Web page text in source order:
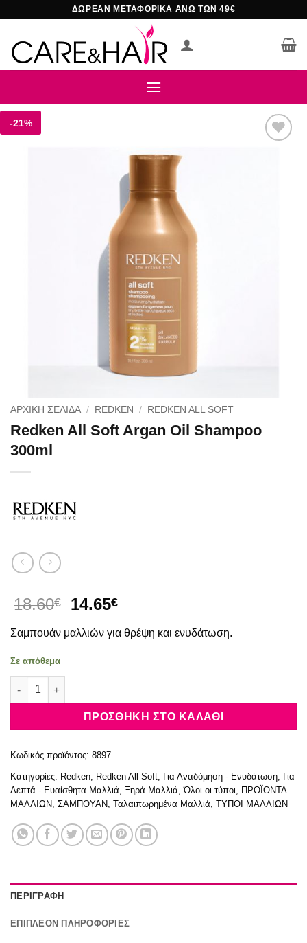
περιεχόμενο
ΔΩΡΕΑΝ ΜΕΤΑΦΟΡΙΚΑ ΑΝΩ ΤΩΝ 49€
-21%
ΑΡΧΙΚΉ ΣΕΛΊΔΑ / REDKEN / REDKEN ALL SOFT
Redken All Soft Argan Oil Shampoo
300ml
18.60€
Original
was:
14.65€Η
τιμή
Σαμπουάν μαλλιών για θρέψη και ενυδάτωση.
Σε απόθεμα
Redken All Soft Argan Oil Shampoo 300ml ποσότητα
ΠΡΟΣΘΉΚΗ ΣΤΟ ΚΑΛΆΘΙ
Κωδικός προϊόντος: 8897
Κατηγορίες: Redken Redken All Soft Για Αναδόμηση - Ενυδάτωση
Για
Λεπτά - Ευαίσθητα Μαλλιά Ξηρά Μαλλιά ,Όλοι οι τύποι
ΠΡΟΪΟΝΤΑ
ΜΑΛΛΙΩΝ ΣΑΜΠΟΥΑΝ Ταλαιπωρημένα Μαλλιά ΤΥΠΟΙ ΜΑΛΛΙΩΝ
ΠΕΡΙΓΡΑΦΉ
ΕΠΙΠΛΈΟΝ ΠΛΗΡΟΦΟΡΊΕΣ